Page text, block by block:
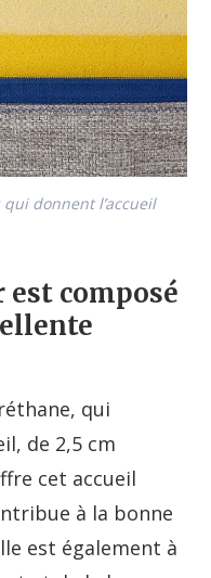
donnent l’accueil
est composé
qui
de 2,5 cm
cet accueil
à la bonne
est également à